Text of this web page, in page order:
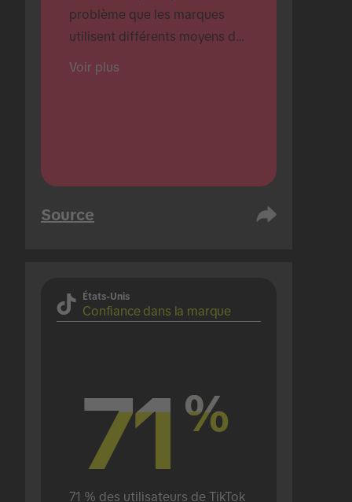
problème que les marques
utilisent différents moyens de
Voir plus
Source
États-Unis
Confiance dans la marque
71 %
71 %
71 % des utilisateurs de TikTok